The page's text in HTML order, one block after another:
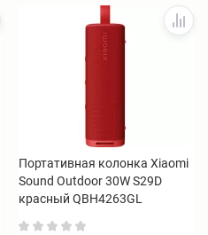
Портативная колонка Xiaomi
Sound Outdoor 30W S29D
красный QBH4263GL